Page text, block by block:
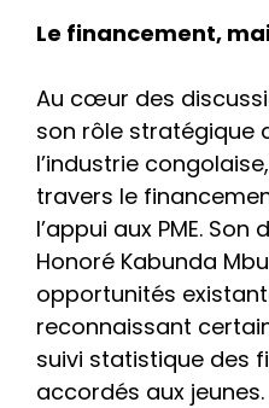
Le financement,
Au cœur des
son rôle stratégique
l’industrie
travers le
l’appui aux PME.
Honoré Kabunda
opportunités
reconnaissant
suivi statistique des
accordés aux jeunes.